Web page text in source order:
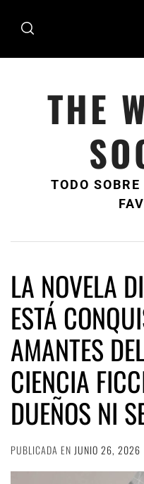
THE
TODO
LA NOVELA
ESTÁ
AMANTES
CIENCIA
DUEÑOS NI
PUBLICADA EN JUNIO 26, 2026